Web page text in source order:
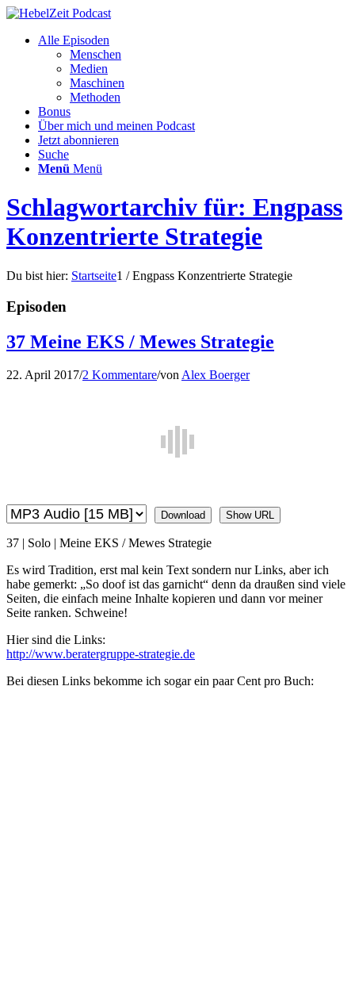
Alle Episoden
Menschen
Medien
Maschinen
Methoden
Bonus
Über mich und meinen Podcast
Jetzt abonnieren
Suche
Menü Menü
Schlagwortarchiv für: Engpass
Konzentrierte Strategie
Du bist hier: Startseite1 / Engpass Konzentrierte Strategie
Episoden
37 Meine EKS / Mewes Strategie
22. April 2017/2 Kommentare/vonAlex Boerger
Download Show URL
37 | Solo | Meine EKS / Mewes Strategie
Es wird Tradition, erst mal kein Text sondern nur Links, aber ich
habe gemerkt: „So doof ist das garnicht“ denn da draußen sind viele
Seiten, die einfach meine Inhalte kopieren und dann vor meiner
Seite ranken. Schweine!
Hier sind die Links:
http://www.beratergruppe-strategie.de
Bei diesen Links bekomme ich sogar ein paar Cent pro Buch: